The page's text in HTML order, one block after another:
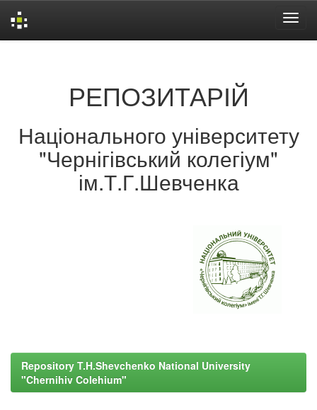
РЕПОЗИТАРІЙ
Національного університету
"Чернігівський колегіум"
ім.Т.Г.Шевченка
Repository T.H.Shevchenko National University
"Chernihiv Colehium"